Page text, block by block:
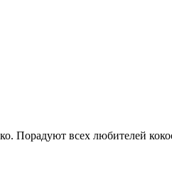
Порадуют всех любителей